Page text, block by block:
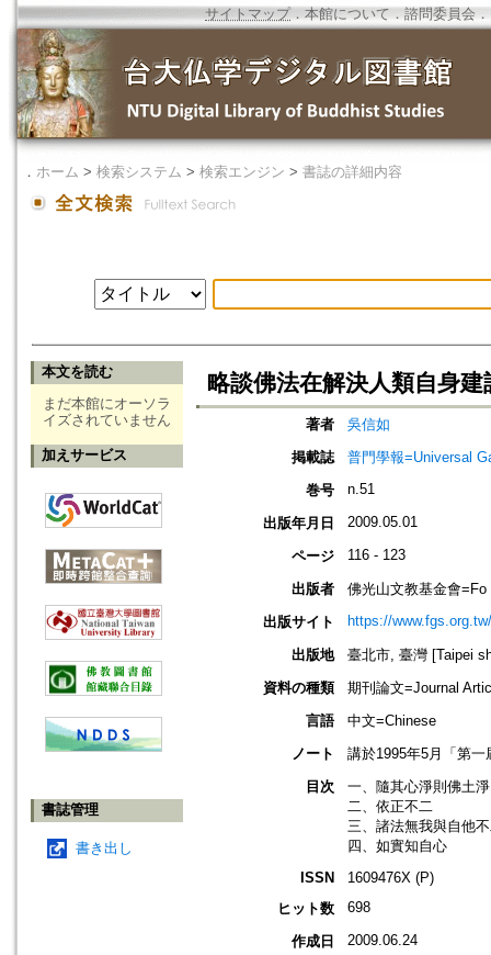
サイトマップ．本館について ． 諮問委員会 ．
． ホーム > 検索システム > 検索エンジン > 書誌の詳細内容
本文を読む
まだ本館にオーソラ
イズされていません
加えサービス
書誌管理
書き出し
略談佛法在解決人類自身
著者
吳信如
掲載誌
普門學報=Universal
巻号
n.51
出版年月日 2009.05.01
ページ 116 - 123
出版者
佛光山文教基金會
出版サイト
https://www.fgs.org.tw/
出版地
臺北市, 臺灣 [Taipei
資料の種類
期刊論文=Journal
言語
中文=Chinese
ノート
講於1995年5月「第
目次
一、隨其心淨則佛土淨
二、依正不二
三、諸法無我與自他
四、如實知自心
ISSN
1609476X (P)
ヒット数
698
作成日 2009.06.24